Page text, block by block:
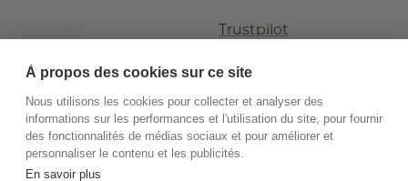
Trustpilot
À propos des cookies sur ce site
Nous utilisons les cookies pour collecter et analyser des
informations sur les performances et l'utilisation du site, pour fournir
des fonctionnalités de médias sociaux et pour améliorer et
personnaliser le contenu et les publicités.
En savoir plus